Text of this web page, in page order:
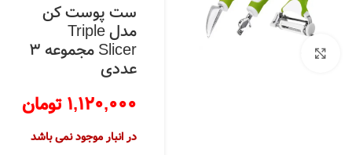
ست پوست کن
مدل Triple
Slicer مجموعه 3
عددی
1,120,000 تومان
در انبار موجود نمی باشد